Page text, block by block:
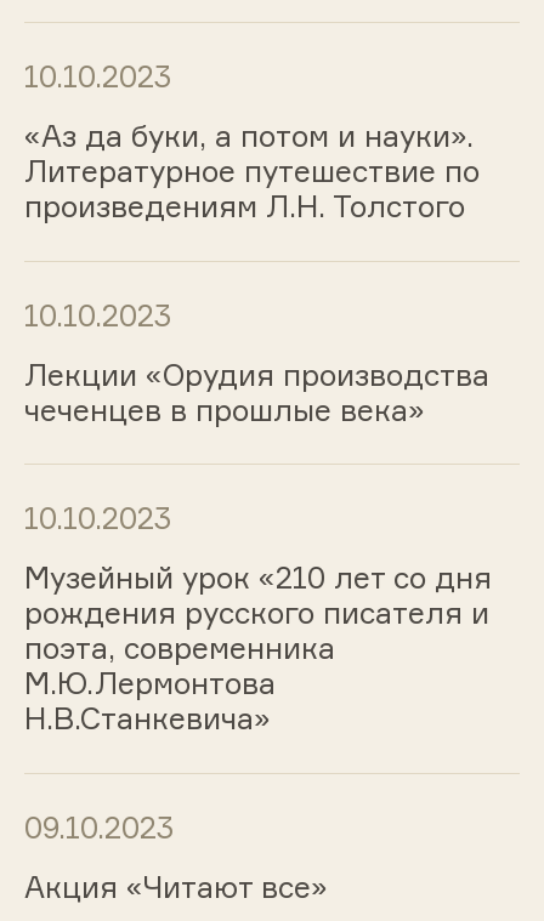
10.10.2023
«Аз да буки, а потом и науки».
Литературное путешествие по
произведениям Л.Н. Толстого
10.10.2023
Лекции «Орудия производства
чеченцев в прошлые века»
10.10.2023
Музейный урок «210 лет со дня
рождения русского писателя и
поэта, современника
М.Ю.Лермонтова
Н.В.Станкевича»
09.10.2023
Акция «Читают все»